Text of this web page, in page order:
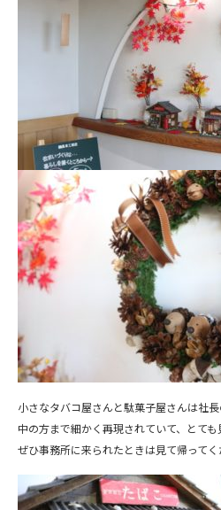
小さなタバコ屋さんと駄菓子屋さんは社
中の方まで細かく再現されていて、とても
ぜひ事務所に来られたときは見て帰って